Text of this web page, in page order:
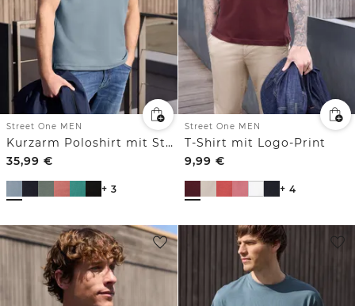
Street One MEN
Kurzarm Poloshirt mit Struktur
35,99 €
+ 3
Street One MEN
T-Shirt mit Logo-Print
9,99 €
+ 4